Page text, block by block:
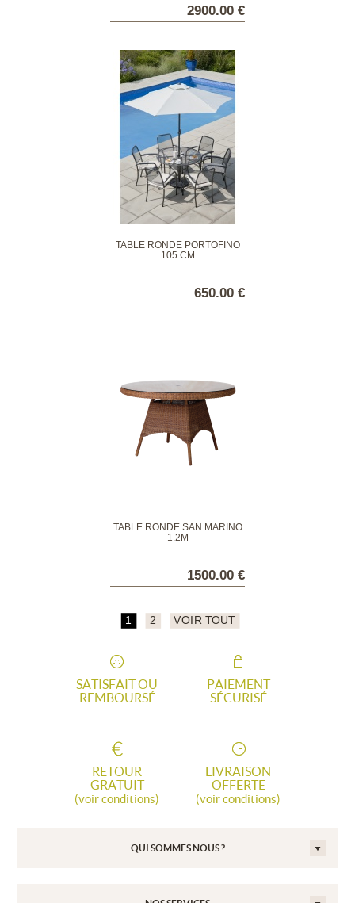
2900.00 €
TABLE RONDE PORTOFINO
105 CM
650.00 €
TABLE RONDE SAN MARINO
1.2M
1500.00 €
1 2 VOIR TOUT
SATISFAIT OU
REMBOURSÉ
PAIEMENT
SÉCURISÉ
RETOUR
GRATUIT
(voir conditions)
LIVRAISON
OFFERTE
(voir conditions)
QUI SOMMES NOUS ?